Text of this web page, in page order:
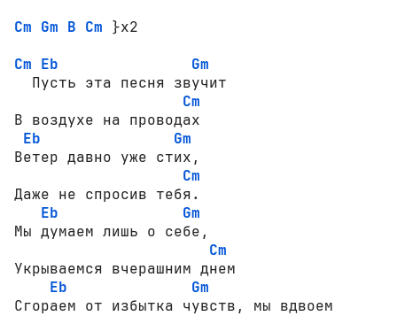
Cm Gm B Cm }x2
Cm Eb
Gm
  Пусть эта песня звучит
Cm
В воздухе на проводах
Eb
Gm
Ветер давно уже стих,
Cm
Даже не спросив тебя.
Eb
Gm
Мы думаем лишь о себе,
Cm
Укрываемся вчерашним днем
Eb
Gm
Сгораем от избытка чувств, мы вдвоем